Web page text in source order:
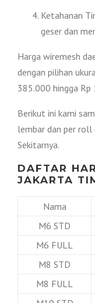
Ketahanan
geser dan
Harga wiremesh
dengan pilihan
385.000 hingga
Berikut ini kami
lembar dan per roll
Sekitarnya.
DAFTAR
JAKARTA
Nama
M6 STD
M6 FULL
M8 STD
M8 FULL